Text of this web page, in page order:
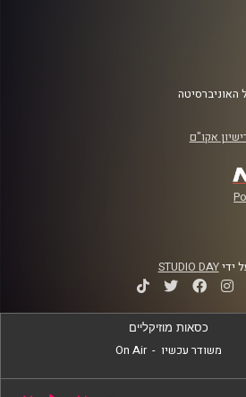
האוניברסיטה
אקו"ם
ידיSTUDIO DAY
כסאות מוזיקליים
משודר עכשיו -
On Air